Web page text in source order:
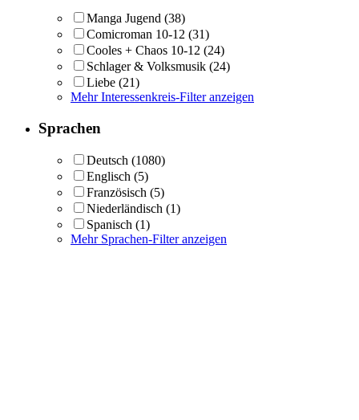
Manga Jugend (38)
Comicroman 10-12 (31)
Cooles + Chaos 10-12 (24)
Schlager & Volksmusik (24)
Liebe (21)
Mehr Interessenkreis-Filter anzeigen
Sprachen
Deutsch (1080)
Englisch (5)
Französisch (5)
Niederländisch (1)
Spanisch (1)
Mehr Sprachen-Filter anzeigen